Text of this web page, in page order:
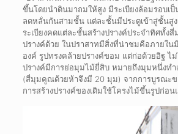
ขึ้นโดยนำดินมาถมให้สูง มีระเบียงล้อมรอบเ
ลดหลั่นกันสามชั้น แต่ละชั้นมีประตูเข้าสู่ชั้นสู
ระเบียงคดแต่ละชั้นสร้างปรางค์ประจำทิศทั้ง
ปรางค์ด้วย ในปราสาทมีสิ่งที่น่าชมคือภายใน
องค์ รูปทรงคล้ายปรางค์ขอม แต่ก่อด้วยอิฐ ไ
ปรางค์มีการย่อมุมไม้ยี่สิบ หมายถึงมุมหนึ่งทำ
(สี่มุมคูณด้วยห้าจึงมี 20 มุม) จากการบูรณะข
การสร้างปรางค์ของเดิมใช้โครงไม้ขึ้นรูปก่อ